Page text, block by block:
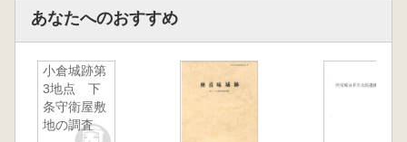
あなたへのおすすめ
小倉城跡第
3地点 下
条守衛屋敷
地の調査